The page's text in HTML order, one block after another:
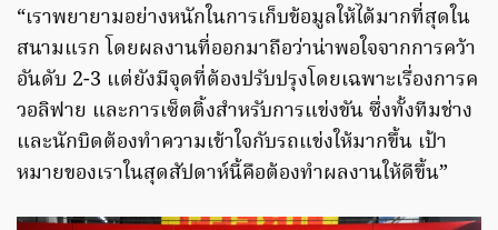
“เราพยายามอย่างหนักในการเก็บข้อมูลให้ได้มากที่สุดใน
สนามแรก โดยผลงานที่ออกมาถือว่าน่าพอใจจากการคว้า
อันดับ 2-3 แต่ยังมีจุดที่ต้องปรับปรุงโดยเฉพาะเรื่องการค
วอลิฟาย และการเซ็ตติ้งสำหรับการแข่งขัน ซึ่งทั้งทีมช่าง
และนักบิดต้องทำความเข้าใจกับรถแข่งให้มากขึ้น เป้า
หมายของเราในสุดสัปดาห์นี้คือต้องทำผลงานให้ดีขึ้น”